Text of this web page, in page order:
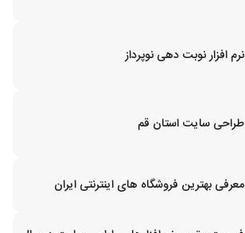
نرم افزار نوبت دهی نوپرداز
طراحی سایت استان قم
معرفی بهترین فروشگاه های اینترنتی ایران